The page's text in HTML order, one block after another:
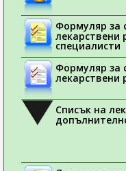
Формуляр за
лекарствени
специалисти
Формуляр за
лекарствени
Списък на